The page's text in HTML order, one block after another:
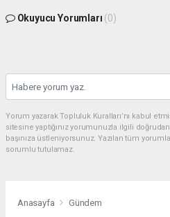
Okuyucu Yorumları (0)
Yorum yazarak Topluluk Kuralları’nı kabul
sitesine yaptığınız yorumunuzla ilgili
başınıza üstleniyorsunuz. Yazılan tüm
sorumlu tutulamaz.
Anasayfa Gündem